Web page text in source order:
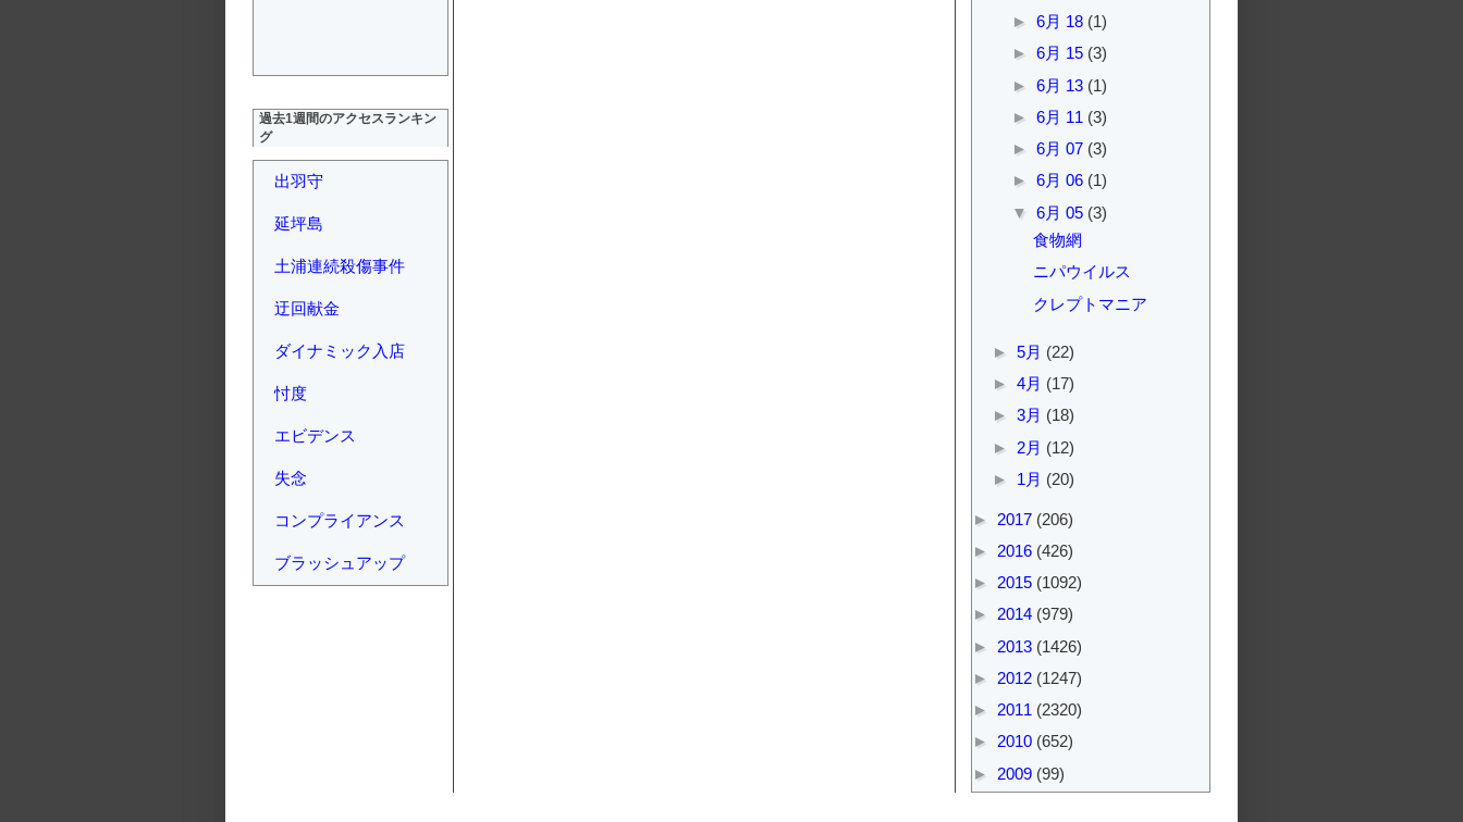
過去1週間のアクセスランキン
グ
出羽守
延坪島
土浦連続殺傷事件
迂回献金
ダイナミック入店
忖度
エビデンス
失念
コンプライアンス
ブラッシュアップ
► 6月 18 (1)
► 6月 15 (3)
► 6月 13 (1)
► 6月 11 (3)
► 6月 07 (3)
► 6月 06 (1)
▼ 6月 05 (3)
食物網
ニパウイルス
クレプトマニア
► 5月 (22)
► 4月 (17)
► 3月 (18)
► 2月 (12)
► 1月 (20)
► 2017 (206)
► 2016 (426)
► 2015 (1092)
► 2014 (979)
► 2013 (1426)
► 2012 (1247)
► 2011 (2320)
► 2010 (652)
► 2009 (99)